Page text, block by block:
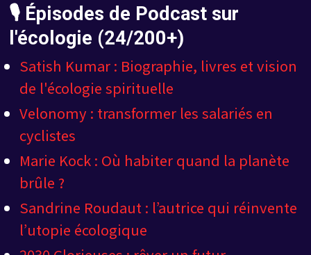
🎙️ Épisodes de Podcast sur
l'écologie (24/200+)
Satish Kumar : Biographie, livres et vision
de l'écologie spirituelle
Velonomy : transformer les salariés en
cyclistes
Marie Kock : Où habiter quand la planète
brûle ?
Sandrine Roudaut : l’autrice qui réinvente
l’utopie écologique